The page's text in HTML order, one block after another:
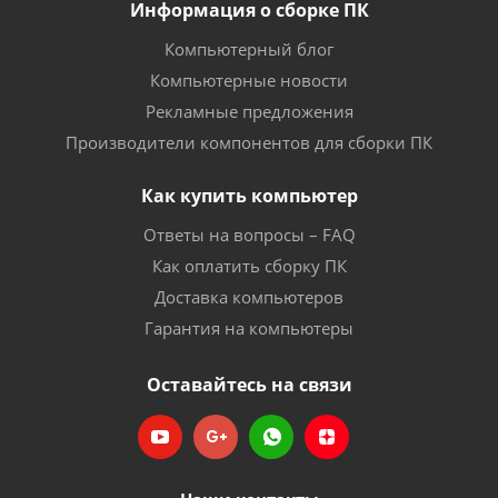
Информация о сборке ПК
Компьютерный блог
Компьютерные новости
Рекламные предложения
Производители компонентов для сборки ПК
Как купить компьютер
Ответы на вопросы – FAQ
Как оплатить сборку ПК
Доставка компьютеров
Гарантия на компьютеры
Оставайтесь на связи